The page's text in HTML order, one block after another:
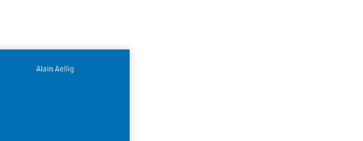
le naufrage n’avait pas